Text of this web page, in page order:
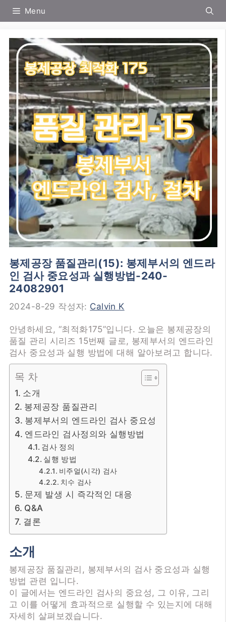
Menu
봉제공장 품질관리(15): 봉제부서의 엔드라
인 검사 중요성과 실행방법-240-
24082901
2024-8-29 작성자: Calvin K
안녕하세요, “최적화175”입니다. 오늘은 봉제공장의
품질 관리 시리즈 15번째 글로, 봉제부서의 엔드라인
검사 중요성과 실행 방법에 대해 알아보려고 합니다.
목 차
소개
봉제공장 품질관리
봉제부서의 엔드라인 검사 중요성
엔드라인 검사정의와 실행방법
검사 정의
실행 방법
비주얼(시각) 검사
치수 검사
문제 발생 시 즉각적인 대응
Q&A
결론
소개
봉제공장 품질관리, 봉제부서의 검사 중요성과 실행
방법 관련 입니다.
이 글에서는 엔드라인 검사의 중요성, 그 이유, 그리
고 이를 어떻게 효과적으로 실행할 수 있는지에 대해
자세히 살펴보겠습니다.